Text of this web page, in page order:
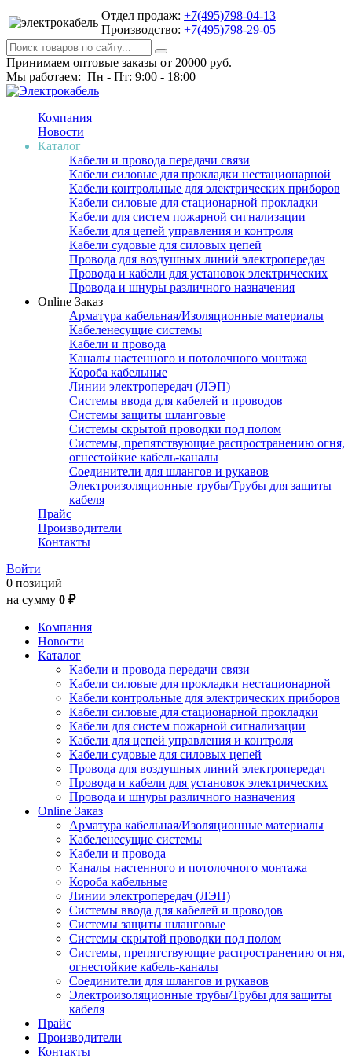
Отдел продаж: +7(495)798-04-13
Производство: +7(495)798-29-05
Принимаем оптовые заказы от 20000 руб.
Мы работаем: Пн - Пт: 9:00 - 18:00
Компания
Новости
Каталог
Кабели и провода передачи связи
Кабели силовые для прокладки нестационарной
Кабели контрольные для электрических приборов
Кабели силовые для стационарной прокладки
Кабели для систем пожарной сигнализации
Кабели для цепей управления и контроля
Кабели судовые для силовых цепей
Провода для воздушных линий электропередач
Провода и кабели для установок электрических
Провода и шнуры различного назначения
Online Заказ
Арматура кабельная/Изоляционные материалы
Кабеленесущие системы
Кабели и провода
Каналы настенного и потолочного монтажа
Короба кабельные
Линии электропередач (ЛЭП)
Системы ввода для кабелей и проводов
Системы защиты шланговые
Системы скрытой проводки под полом
Системы, препятствующие распространению огня,
огнестойкие кабель-каналы
Соединители для шлангов и рукавов
Электроизоляционные трубы/Трубы для защиты
кабеля
Прайс
Производители
Контакты
Войти
0 позиций
на сумму 0 ₽
Компания
Новости
Каталог
Кабели и провода передачи связи
Кабели силовые для прокладки нестационарной
Кабели контрольные для электрических приборов
Кабели силовые для стационарной прокладки
Кабели для систем пожарной сигнализации
Кабели для цепей управления и контроля
Кабели судовые для силовых цепей
Провода для воздушных линий электропередач
Провода и кабели для установок электрических
Провода и шнуры различного назначения
Online Заказ
Арматура кабельная/Изоляционные материалы
Кабеленесущие системы
Кабели и провода
Каналы настенного и потолочного монтажа
Короба кабельные
Линии электропередач (ЛЭП)
Системы ввода для кабелей и проводов
Системы защиты шланговые
Системы скрытой проводки под полом
Системы, препятствующие распространению огня,
огнестойкие кабель-каналы
Соединители для шлангов и рукавов
Электроизоляционные трубы/Трубы для защиты
кабеля
Прайс
Производители
Контакты